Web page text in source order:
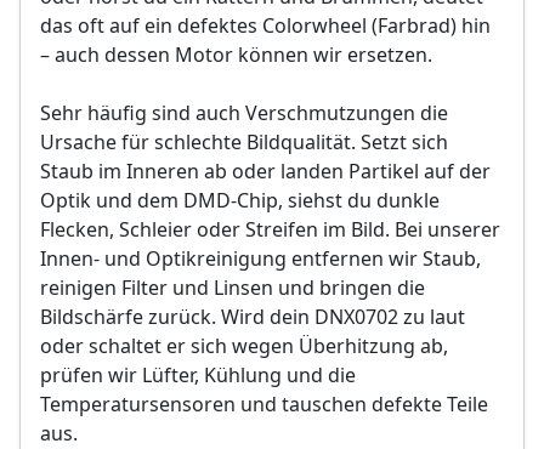
das oft auf ein defektes Colorwheel (Farbrad) hin
– auch dessen Motor können wir ersetzen.
Sehr häufig sind auch Verschmutzungen die
Ursache für schlechte Bildqualität. Setzt sich
Staub im Inneren ab oder landen Partikel auf der
Optik und dem DMD-Chip, siehst du dunkle
Flecken, Schleier oder Streifen im Bild. Bei unserer
Innen- und Optikreinigung entfernen wir Staub,
reinigen Filter und Linsen und bringen die
Bildschärfe zurück. Wird dein DNX0702 zu laut
oder schaltet er sich wegen Überhitzung ab,
prüfen wir Lüfter, Kühlung und die
Temperatursensoren und tauschen defekte Teile
aus.